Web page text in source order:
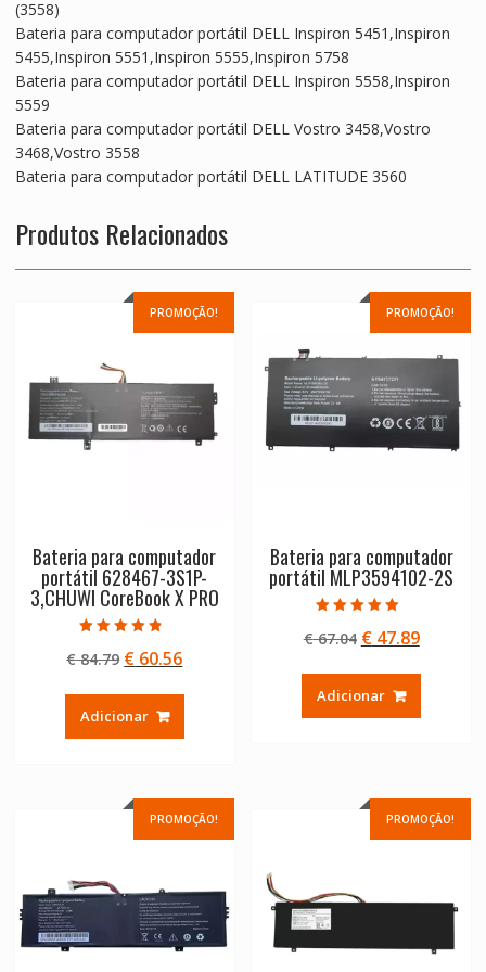
(3558)
Bateria para computador portátil DELL Inspiron 5451,Inspiron
5455,Inspiron 5551,Inspiron 5555,Inspiron 5758
Bateria para computador portátil DELL Inspiron 5558,Inspiron
5559
Bateria para computador portátil DELL Vostro 3458,Vostro
3468,Vostro 3558
Bateria para computador portátil DELL LATITUDE 3560
Produtos Relacionados
PROMOÇÃO!
Bateria para computador
portátil 628467-3S1P-
3,CHUWI CoreBook X PRO
4.50
de 5
€84.79 O
original
era:
€ 60.56O
Adicionar
PROMOÇÃO!
Bateria para computador
portátil MLP3594102-2S
5.00
de 5
€67.04 O
original
era:
€47.89O
Adicionar
PROMOÇÃO! PROMOÇÃO!